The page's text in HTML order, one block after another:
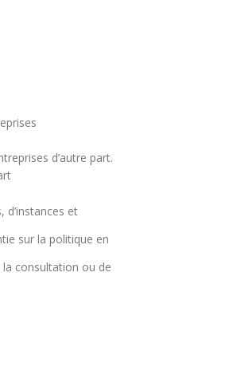
d’autre part.
d’instances et
sur la politique en
la consultation ou de